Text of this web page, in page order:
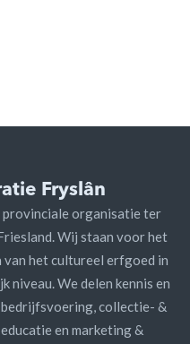
Fryslân
provinciale organisatie ter
Wij staan voor het
van het cultureel erfgoed in
niveau. We delen kennis en
collectie- &
en marketing &